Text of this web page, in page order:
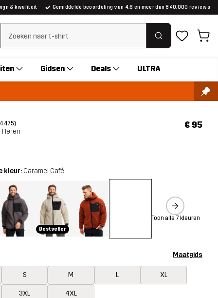
& kwaliteit Gemiddelde beoordeling van 4.6 en meer dan 840.000 reviews
Zoeken wissen
Gidsen Deals ULTRA
Heren
€ 95
kleur: Caramel Café
Bestseller
Toon alle 7 kleuren
Maatgids
S M L XL
3XL 4XL